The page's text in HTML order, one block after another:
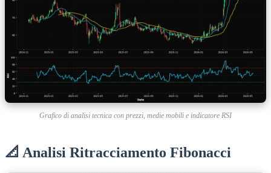
Grafico di analisi tecnica con prezzi, medie mobili e indicatore RSI
📐 Analisi Ritracciamento Fibonacci